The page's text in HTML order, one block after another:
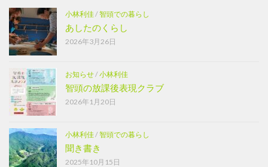
小林利佳/智頭での暮らし
あしたのくらし
2026年3月26日
お知らせ/小林利佳
智頭の放課後表現クラブ
2026年1月20日
小林利佳/智頭での暮らし
聞き書き
2025年10月15日